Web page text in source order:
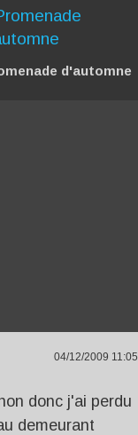
d'automne
04/12/2009 11:05
donc j'ai perdu
demeurant